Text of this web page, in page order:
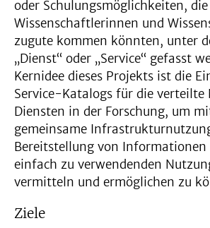
oder Schulungsmöglichkeiten,
Wissenschaftlerinnen und
zugute kommen könnten, unter
„Dienst“ oder „Service“ gefasst
Kernidee dieses Projekts ist die
Service-Katalogs für die verteilte
Diensten in der Forschung, um
gemeinsame
Bereitstellung von Informationen
einfach zu verwendenden
vermitteln und ermöglichen zu
Ziele